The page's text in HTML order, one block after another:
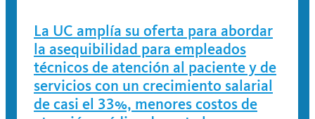
La UC amplía su oferta para abordar
la asequibilidad para empleados
técnicos de atención al paciente y de
servicios con un crecimiento salarial
de casi el 33%, menores costos de